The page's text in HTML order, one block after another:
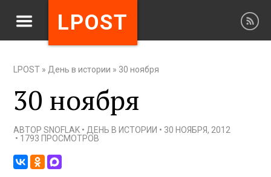
LPOST
LPOST » День в истории » 30 ноября
30 ноября
АВТОРSNOFLAK • ДЕНЬ В ИСТОРИИ • 30 НОЯБРЯ, 2012
• 1793 ПРОСМОТРОВ